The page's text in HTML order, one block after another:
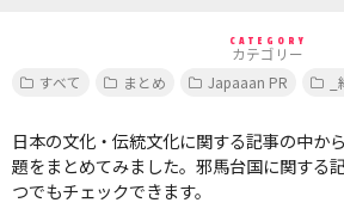
CATEGORY
カテゴリー
すべて
まとめ Japaaan PR
日本の文化・伝統文化に関する記事の中か
題をまとめてみました。邪馬台国に関する
つでもチェックできます。